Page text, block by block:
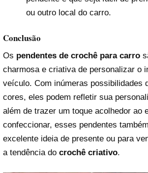
ou outro local do carro.
Conclusão
Os pendentes de crochê para carro
charmosa e criativa de personalizar o
veículo. Com inúmeras possibilidades
cores, eles podem refletir sua
além de trazer um toque acolhedor ao
confeccionar, esses pendentes
excelente ideia de presente ou para
a tendência do crochê criativo.